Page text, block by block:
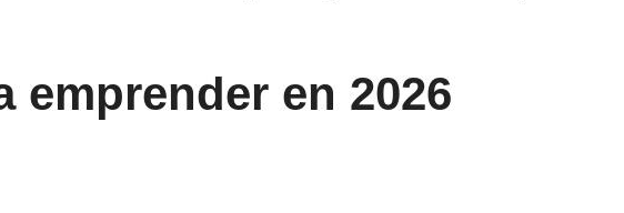
emprender en 2026